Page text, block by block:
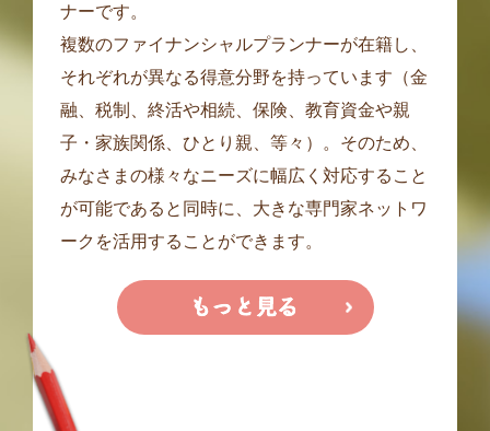
ナーです。
複数のファイナンシャルプランナーが在籍し、
それぞれが異なる得意分野を持っています（金
融、税制、終活や相続、保険、教育資金や親
子・家族関係、ひとり親、等々）。そのため、
みなさまの様々なニーズに幅広く対応すること
が可能であると同時に、大きな専門家ネットワ
ークを活用することができます。